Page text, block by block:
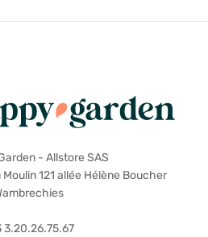
- Allstore SAS
Moulin 121 allée Hélène Boucher
3.20.26.75.67